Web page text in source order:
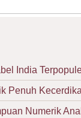
India
Penuh
Numerik